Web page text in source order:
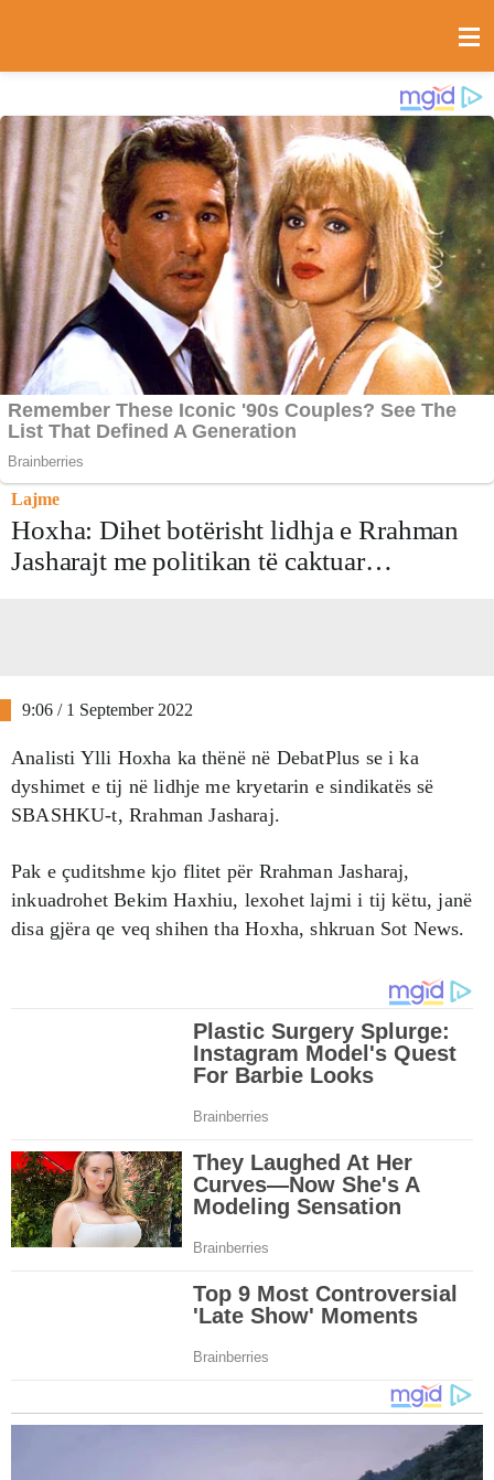
Lajme
Hoxha: Dihet botërisht lidhja e Rrahman
Jasharajt me politikan të caktuar…
9:06 / 1 September 2022
Analisti Ylli Hoxha ka thënë në DebatPlus se i ka
dyshimet e tij në lidhje me kryetarin e sindikatës së
SBASHKU-t, Rrahman Jasharaj.
Pak e çuditshme kjo flitet për Rrahman Jasharaj,
inkuadrohet Bekim Haxhiu, lexohet lajmi i tij këtu, janë
disa gjëra qe veq shihen tha Hoxha, shkruan Sot News.